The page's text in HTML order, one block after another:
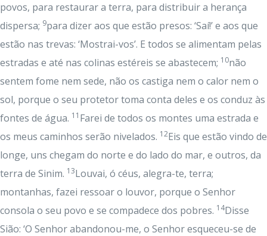
povos, para restaurar a terra, para distribuir a herança
dispersa; 9para dizer aos que estão presos: ‘Saí!’ e aos que
estão nas trevas: ‘Mostrai-vos’. E todos se alimentam pelas
estradas e até nas colinas estéreis se abastecem; 10não
sentem fome nem sede, não os castiga nem o calor nem o
sol, porque o seu protetor toma conta deles e os conduz às
fontes de água. 11 Farei de todos os montes uma estrada e
os meus caminhos serão nivelados. 12Eis que estão vindo de
longe, uns chegam do norte e do lado do mar, e outros, da
terra de Sinim. 13Louvai, ó céus, alegra-te, terra;
montanhas, fazei ressoar o louvor, porque o Senhor
consola o seu povo e se compadece dos pobres. 14Disse
Sião: ‘O Senhor abandonou-me, o Senhor esqueceu-se de